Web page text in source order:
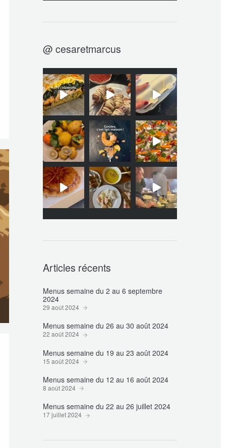
@ cesaretmarcus
Articles récents
Menus semaine du 2 au 6 septembre
2024
29 août 2024
Menus semaine du 26 au 30 août 2024
22 août 2024
Menus semaine du 19 au 23 août 2024
15 août 2024
Menus semaine du 12 au 16 août 2024
8 août 2024
Menus semaine du 22 au 26 juillet 2024
17 juillet 2024